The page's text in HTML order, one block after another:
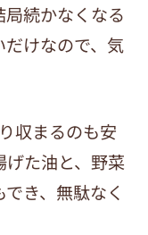
局続かなくなる
けなので、気
収まるのも安
た油と、野菜
き、無駄なく